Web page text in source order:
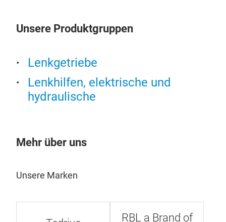
Unsere Produktgruppen
Lenkgetriebe
Lenkhilfen, elektrische und
hydraulische
Mehr über uns
Unsere Marken
RBL a Brand of